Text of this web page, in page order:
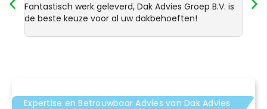
Fantastisch werk geleverd, Dak Advies Groep B.V. is
de beste keuze voor al uw dakbehoeften!
Expertise en Betrouwbaar Advies van Dak Advies